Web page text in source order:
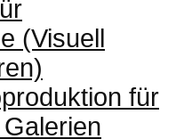
(Visuell
für